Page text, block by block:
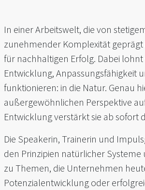
In einer Arbeitswelt, die von
zunehmender Komplexität
für nachhaltigen Erfolg. Dabei
Entwicklung, Anpassungsfähigkeit
funktionieren: in die Natur. Genau
außergewöhnlichen Perspektive
Entwicklung verstärkt sie ab sofort
Die Speakerin, Trainerin und
den Prinzipien natürlicher
zu Themen, die Unternehmen
Potenzialentwicklung oder